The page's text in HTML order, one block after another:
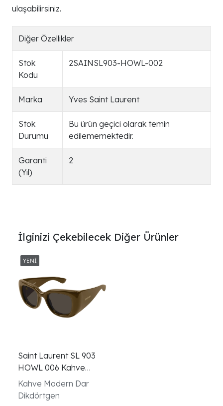
ulaşabilirsiniz.
Diğer Özellikler
Stok
Kodu
2SAINSL903-HOWL-002
Marka Yves Saint Laurent
Stok
Durumu
Bu ürün geçici olarak temin
edilememektedir.
Garanti
(Yıl)
2
İlginizi Çekebilecek Diğer Ürünler
Saint Laurent SL 903
HOWL 006 Kahve
Kadın Güneş Gözlüğü
Kahve Modern Dar
Dikdörtgen